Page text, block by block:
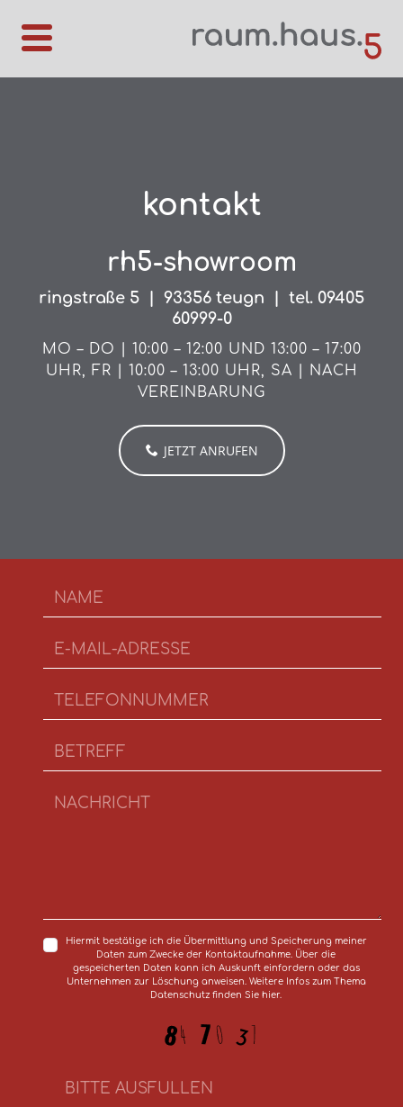
kontakt
rh5-showroom
ringstraße 5 | 93356 teugn | tel. 09405
60999-0
MO – DO | 10:00 – 12:00 UND 13:00 – 17:00
UHR, FR | 10:00 – 13:00 UHR, SA | NACH
VEREINBARUNG
JETZT ANRUFEN
Hiermit bestätige ich die Übermittlung und Speicherung meiner
Daten zum Zwecke der Kontaktaufnahme. Über die
gespeicherten Daten kann ich Auskunft einfordern oder das
Unternehmen zur Löschung anweisen. Weitere Infos zum Thema
Datenschutz finden Sie hier.